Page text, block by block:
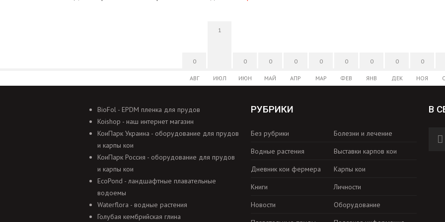
0
АВГ
1
ИЮЛ
0
ИЮН
0
МАЙ
0
АПР
0
МАР
0
ФЕВ
0
ЯНВ
0
ДЕК
0
НОЯ
BioFol - EPDM пленка для прудов
Koishop - наш интернет магазин
КоиПарк Украина - оборудование для прудов
и карпы кои
КоиПарк Россия - оборудование для прудов
и карпы кои
EcoPond - ландшафтные плавательные
водоемы
Waterflora - водные растения
Голубая кембрийская глина
РУБРИКИ
Без рубрики
Болезни и лечение
Водные растения
Выставки карпов кои
Дневник кои фермера
Карпы кои
Книги
Личности
Новости
Оборудование
В